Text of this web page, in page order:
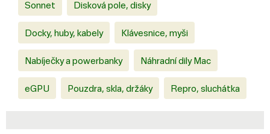
Sonnet Disková pole, disky
Docky, huby, kabely Klávesnice, myši
Nabíječky a powerbanky Náhradní dily Mac
eGPU Pouzdra, skla, držáky Repro, sluchátka